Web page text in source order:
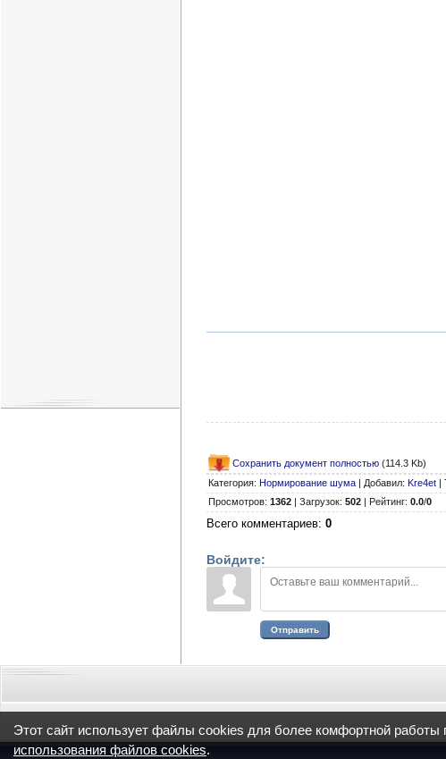
Сохранить документ полностью (114.3 Kb)
Категория: Нормирование шума Добавил: Kre4et
Просмотров: 1362 Загрузок: 502 Рейтинг: 0.0/0
Всего комментариев: 0
Войдите:
Отправить
Этот сайт использует файлы cookies для более комфортной
использования файлов cookies.